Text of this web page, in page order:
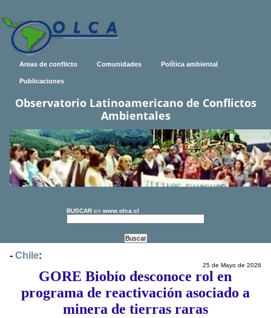
Areas de conflicto Comunidades Política ambiental
Publicaciones
Observatorio Latinoamericano de Conflictos
Ambientales
BUSCAR en www.olca.cl
- Chile:
25 de Mayo de 2026
GORE Biobío desconoce rol en
programa de reactivación asociado a
minera de tierras raras